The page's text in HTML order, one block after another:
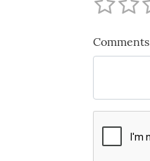
Comments